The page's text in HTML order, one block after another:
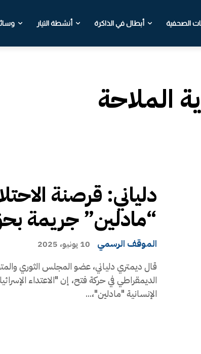
الصحفية أبطال في الذاكرة أنشطة التيار
الملاحة
دلياني: قرصنة
“مادلين” جريمة
الموقف الرسمي 10 يونيو، 2025
قال ديمتري دلياني، عضو المجلس الثوري
الديمقراطي في حركة فتح، إن "الاعتداء
الإنسانية "مادلين"،...